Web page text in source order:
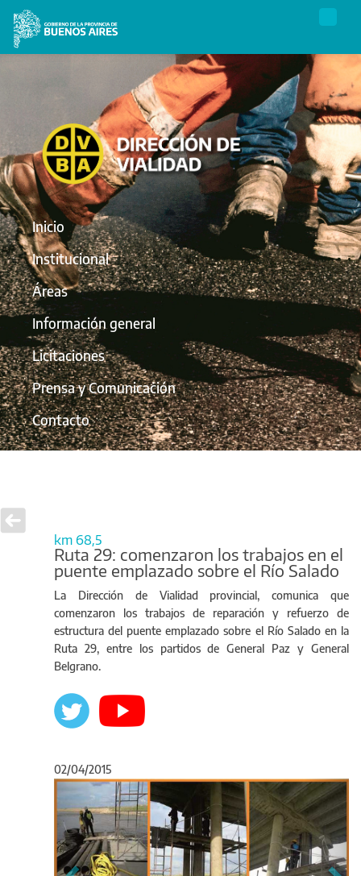
Inicio
Institucional
Áreas
Información general
Licitaciones
Prensa y Comunicación
Contacto
km 68,5
Ruta 29: comenzaron los trabajos en el
puente emplazado sobre el Río Salado
La Dirección de Vialidad provincial, comunica que
comenzaron los trabajos de reparación y refuerzo de
estructura del puente emplazado sobre el Río Salado en la
Ruta 29, entre los partidos de General Paz y General
Belgrano.
02/04/2015
Anterior